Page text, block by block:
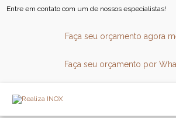
Entre em contato com um de nossos especialistas!
Faça seu orçamento agora
Faça seu orçamento por